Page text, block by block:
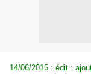
14/06/2015 : édit :